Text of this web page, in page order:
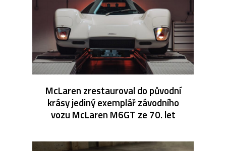
McLaren zrestauroval do původní
krásy jediný exemplář závodního
vozu McLaren M6GT ze 70. let